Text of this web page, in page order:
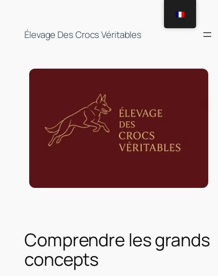
contenuÉlevage Des Crocs Véritables
Comprendre les grands
concepts